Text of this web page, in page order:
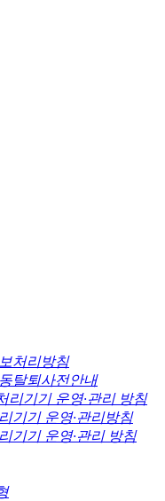
처리방침
탈퇴사전안내
리기기 운영·관리 방침
기기 운영·관리방침
기기 운영·관리 방침